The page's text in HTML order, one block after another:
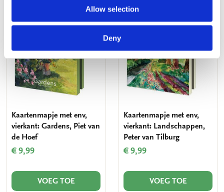
Allow selection
Deny
Toevoegen
verlanglijst
Kaartenmapje met env,
vierkant: Gardens, Piet van
de Hoef
€ 9,99
VOEG TOE
Kaartenmapje met env,
vierkant: Landschappen,
Peter van Tilburg
€ 9,99
VOEG TOE